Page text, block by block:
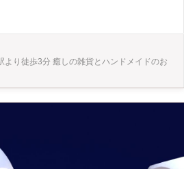
緒に作りましょう♡
より徒歩3分 癒しの雑貨とハンドメイドのお